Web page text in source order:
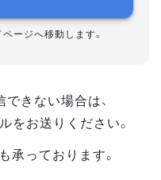
ージへ移動します。
きない場合は、
をお送りください。
承っております。